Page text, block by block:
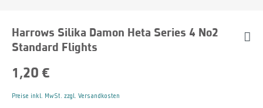
Harrows Silika Damon Heta Series 4 No2
Standard Flights
1,20 €
Preise inkl. MwSt. zzgl. Versandkosten